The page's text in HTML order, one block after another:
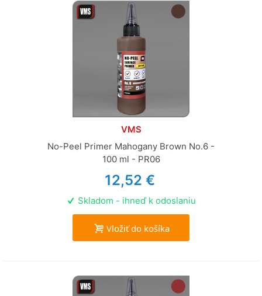
VMS
No-Peel Primer Mahogany Brown No.6 -
100 ml - PR06
12,52 €
Skladom - ihneď k odoslaniu
Vložiť do košíka